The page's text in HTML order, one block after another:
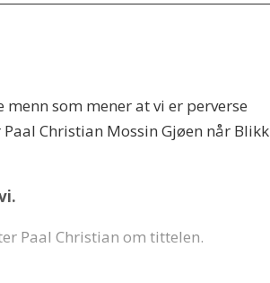
som mener at vi er perverse
Christian Mossin Gjøen når Blikk
Paal Christian om tittelen.